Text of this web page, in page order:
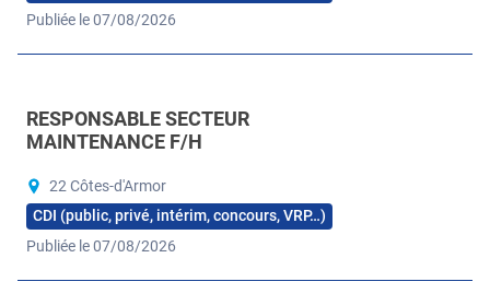
Publiée le 07/08/2026
RESPONSABLE SECTEUR
MAINTENANCE F/H
22 Côtes-d'Armor
CDI (public, privé, intérim, concours, VRP…)
Publiée le 07/08/2026